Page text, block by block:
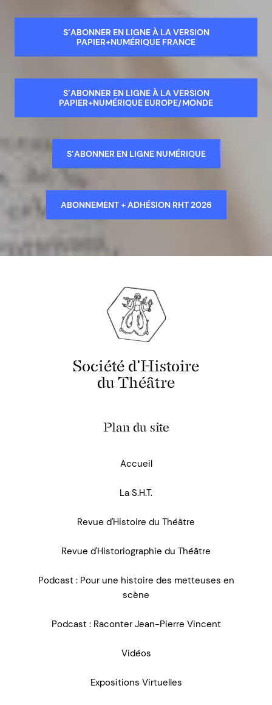
S’ABONNER EN LIGNE À LA VERSION
PAPIER+NUMÉRIQUE FRANCE
S’ABONNER EN LIGNE À LA VERSION
PAPIER+NUMÉRIQUE EUROPE/MONDE
S’ABONNER EN LIGNE NUMÉRIQUE
ABONNEMENT + ADHÉSION RHT 2026
Société d'Histoire
du Théâtre
Plan du site
Accueil
La S.H.T.
Revue d'Histoire du Théâtre
Revue d'Historiographie du Théâtre
Podcast : Pour une histoire des metteuses en
scène
Podcast : Raconter Jean-Pierre Vincent
Vidéos
Expositions Virtuelles